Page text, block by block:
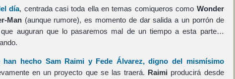
día, centrada casi toda ella en temas comiqueros como Wonder
Man(aunque rumore), es momento de dar salida a un porrón de
auguran que lo pasaremos mal de un tiempo a esta parte…
han hecho Sam Raimi y Fede Álvarez, digno del mismísimo
en un proyecto que se las traerá. Raimi producirá desde